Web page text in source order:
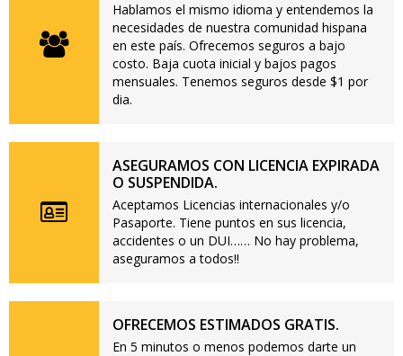
Hablamos el mismo idioma y entendemos la
necesidades de nuestra comunidad hispana
en este país. Ofrecemos seguros a bajo
costo. Baja cuota inicial y bajos pagos
mensuales. Tenemos seguros desde $1 por
dia.
ASEGURAMOS CON LICENCIA EXPIRADA
O SUSPENDIDA.
Aceptamos Licencias internacionales y/o
Pasaporte. Tiene puntos en sus licencia,
accidentes o un DUI…… No hay problema,
aseguramos a todos!!
OFRECEMOS ESTIMADOS GRATIS.
En 5 minutos o menos podemos darte un